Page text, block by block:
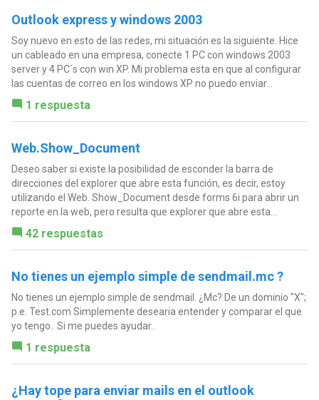
Outlook express y windows 2003
Soy nuevo en esto de las redes, mi situación es la siguiente. Hice
un cableado en una empresa, conecte 1 PC con windows 2003
server y 4 PC´s con win XP. Mi problema esta en que al configurar
las cuentas de correo en los windows XP no puedo enviar...
1 respuesta
Web.Show_Document
Deseo saber si existe la posibilidad de esconder la barra de
direcciones del explorer que abre esta función, es decir, estoy
utilizando el Web. Show_Document desde forms 6i para abrir un
reporte en la web, pero resulta que explorer que abre esta...
42 respuestas
No tienes un ejemplo simple de sendmail.mc ?
No tienes un ejemplo simple de sendmail. ¿Mc? De un dominio "X";
p.e. Test.com Simplemente desearia entender y comparar el que
yo tengo.. Si me puedes ayudar..
1 respuesta
¿Hay tope para enviar mails en el outlook